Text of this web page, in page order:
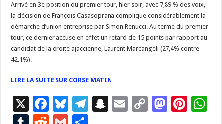
Arrivé en 3e position du premier tour, hier soir, avec 7,89 % des voix,
la décision de François Casasoprana complique considérablement la
démarche d’union entreprise par Simon Renucci. Au terme du premier
tour, ce dernier accuse en effet un retard de 15 points par rapport au
candidat de la droite ajaccienne, Laurent Marcangeli (27,4% contre
42,1%).
LIRE LA SUITE SUR CORSE MATIN
X
F
ac
Bl
u
T
S
E
C
M Pi